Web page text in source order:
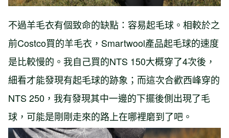
不過羊毛衣有個致命的缺點：容易起毛球。相較於之
前Costco買的羊毛衣，Smartwool產品起毛球的速度
是比較慢的。我自己買的NTS 150大概穿了4次後，
細看才能發現有起毛球的跡象；而這次合歡西峰穿的
NTS 250，我有發現其中一邊的下擺後側出現了毛
球，可能是剛剛走來的路上在哪裡磨到了吧。